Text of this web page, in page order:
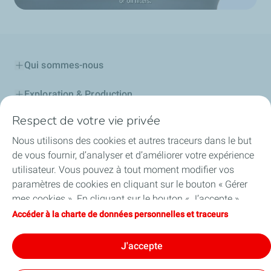
Qui sommes-nous
Exploration & Production
Stations Service
Lubrifiants Automobiles
Professionnels
TotalEnergies DAFA
Respect de votre vie privée
Nous utilisons des cookies et autres traceurs dans le but
de vous fournir, d’analyser et d’améliorer votre expérience
utilisateur. Vous pouvez à tout moment modifier vos
paramètres de cookies en cliquant sur le bouton « Gérer
mes cookies ». En cliquant sur le bouton « J’accepte »,
vous acceptez le dépôt de l’ensemble des cookies. Dans le
techniques nécessaires au bon fonctionnement du site
seront utilisés. Pour plus d’informations, vous pouvez
Accéder à la charte de données personnelles et traceurs
J'accepte